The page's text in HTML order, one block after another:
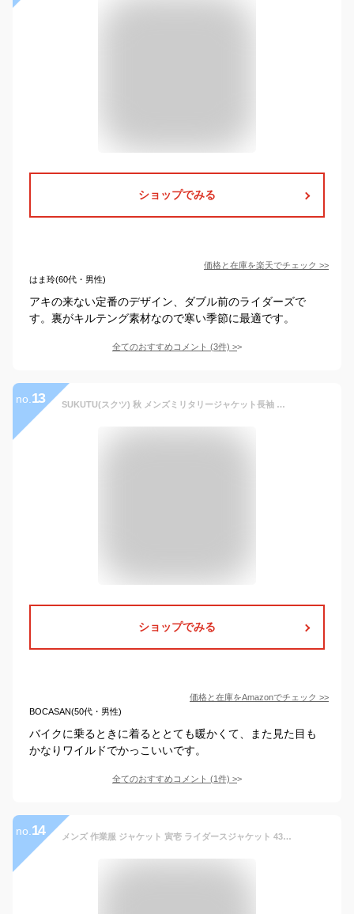
ショップでみる
価格と在庫を楽天でチェック >>
はま玲(60代・男性)
アキの来ない定番のデザイン、ダブル前のライダーズで
す。裏がキルテング素材なので寒い季節に最適です。
全てのおすすめコメント (3件) >
no. 13 SUKUTU(スクツ) 秋 メンズミリタリージャケット長袖 バイクジャケット メンズ ライダースジャケット スタンドカラージャケット 防風 春 冬 (ブラック, XXL(日本L相当))
ショップでみる
価格と在庫をAmazonでチェック >>
BOCASAN(50代・男性)
バイクに乗るときに着るととても暖かくて、また見た目も
かなりワイルドでかっこいいです。
全てのおすすめコメント (1件) >
no. 14 メンズ 作業服 ジャケット 寅壱 ライダースジャケット 4309-554 秋冬用 鳶 作業着 上下セットUP対応 (単品) M〜5L